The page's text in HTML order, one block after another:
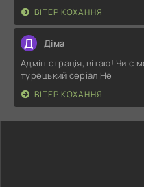
ВІТЕР КОХАННЯ
Д Діма
Адміністрація, вітаю! Чи є
турецький серіал Не
ВІТЕР КОХАННЯ